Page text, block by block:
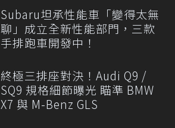
Subaru坦承性能車「變得太無
聊」成立全新性能部門，三款
手排跑車開發中！
終極三排座對決！Audi Q9 /
SQ9 規格細節曝光 瞄準 BMW
X7 與 M-Benz GLS